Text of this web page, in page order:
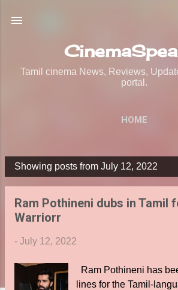
Tamil cinema News, Reviews,
portal.
HOME
P
Showing posts from July 12, 2022
Ram Pothineni dubs in Tamil
Warriorr
- July 12, 2022
Ram Pothineni has
lines for the Tamil-